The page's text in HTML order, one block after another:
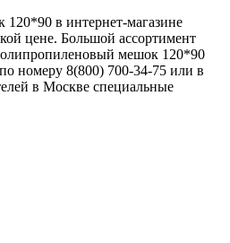
в интернет-магазине
цене. Большой ассортимент
мешок 120*90
номеру 8(800) 700-34-75 или в
в Москве специальные